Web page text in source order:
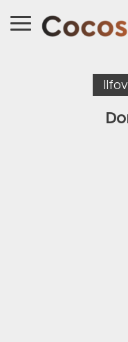
Ilfov